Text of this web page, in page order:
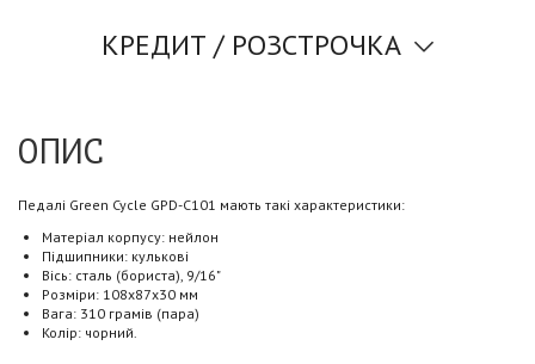
КРЕДИТ / РОЗСТРОЧКА
ОПИС
Педалі Green Cycle GPD-C101 мають такі характеристики:
Матеріал корпусу: нейлон
Підшипники: кулькові
Вісь: сталь (бориста), 9/16"
Розміри: 108х87х30 мм
Вага: 310 грамів (пара)
Колір: чорний.